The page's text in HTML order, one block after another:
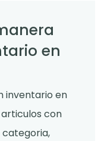
en
inventario en
con
categoria,